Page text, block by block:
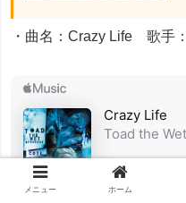
・曲名：Crazy Life 歌手
メニュー ホーム